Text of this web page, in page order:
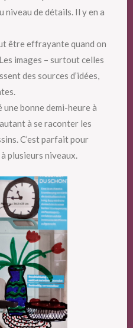
niveau de détails. Il y en a
être effrayante quand on
images – surtout celles
des sources d’idées,
une bonne demi-heure à
à se raconter les
C’est parfait pour
plusieurs niveaux.